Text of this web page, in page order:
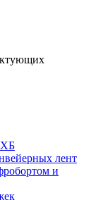
ХБ
лент
и